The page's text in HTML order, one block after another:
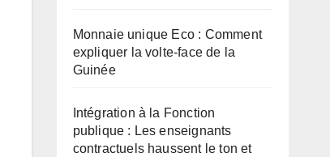
Monnaie unique Eco : Comment
expliquer la volte-face de la
Guinée
Intégration à la Fonction
publique : Les enseignants
contractuels haussent le ton et